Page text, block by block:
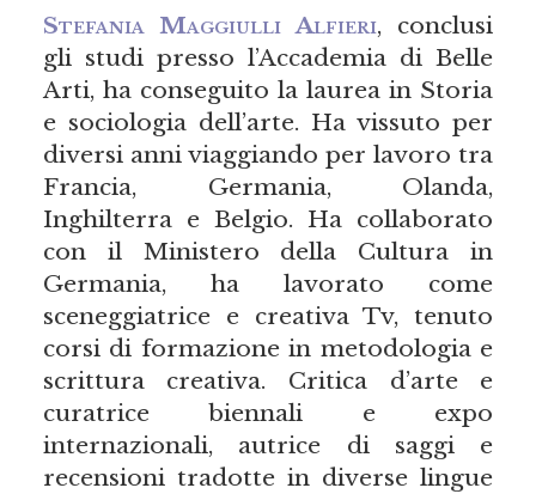
Stefania Maggiulli Alfieri, conclusi
gli studi presso l’Accademia di Belle
Arti, ha conseguito la laurea in Storia
e sociologia dell’arte. Ha vissuto per
diversi anni viaggiando per lavoro tra
Francia, Germania, Olanda,
Inghilterra e Belgio. Ha collaborato
con il Ministero della Cultura in
Germania, ha lavorato come
sceneggiatrice e creativa Tv, tenuto
corsi di formazione in metodologia e
scrittura creativa. Critica d’arte e
curatrice biennali e expo
internazionali, autrice di saggi e
recensioni tradotte in diverse lingue